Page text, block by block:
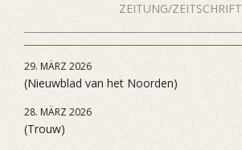
ZEITUNG/ZEITSCHRIFT
29. MÄRZ 2026
(Nieuwblad van het Noorden)
28. MÄRZ 2026
(Trouw)